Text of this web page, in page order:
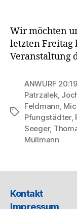
Wir möchten
letzten Freitag
Veranstaltung
Schlagwörter
ANWURF 20:19
Patrzalek,
Feldmann,
Pfungstädter,
Seeger,
Müllmann
Kontakt